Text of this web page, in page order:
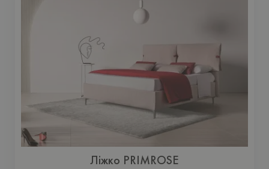
Ліжко PRIMROSE